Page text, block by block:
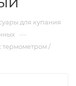
для купания
—
термометром /